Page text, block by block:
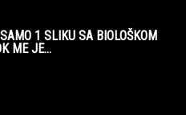
1 SLIKU SA BIOLOŠKOM
ME JE...